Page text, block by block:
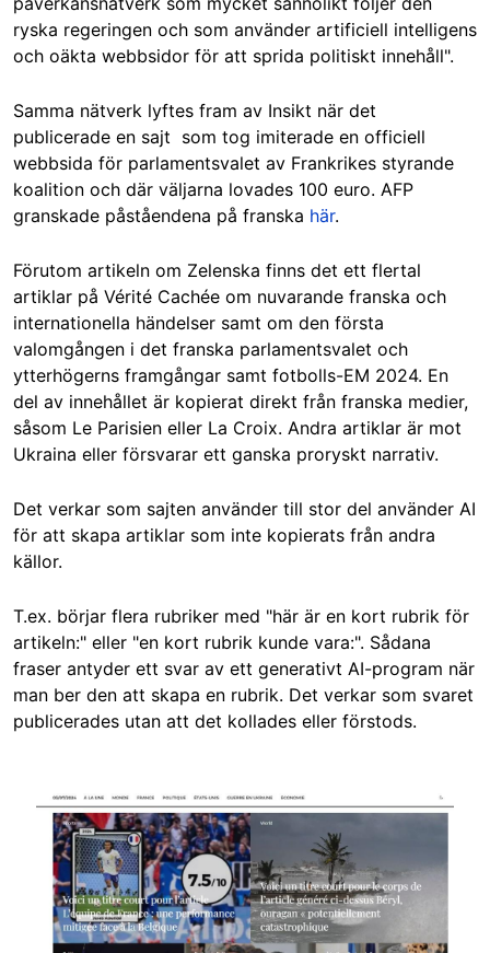
ryska regeringen och som använder artificiell intelligens
och oäkta webbsidor för att sprida politiskt innehåll".
Samma nätverk lyftes fram av Insikt när det
publicerade en sajt som tog imiterade en officiell
webbsida för parlamentsvalet av Frankrikes styrande
koalition och där väljarna lovades 100 euro. AFP
granskade påståendena på franska här.
Förutom artikeln om Zelenska finns det ett flertal
artiklar på Vérité Cachée om nuvarande franska och
internationella händelser samt om den första
valomgången i det franska parlamentsvalet och
ytterhögerns framgångar samt fotbolls-EM 2024. En
del av innehållet är kopierat direkt från franska medier,
såsom Le Parisien eller La Croix. Andra artiklar är mot
Ukraina eller försvarar ett ganska proryskt narrativ.
Det verkar som sajten använder till stor del använder AI
för att skapa artiklar som inte kopierats från andra
källor.
T.ex. börjar flera rubriker med "här är en kort rubrik för
artikeln:" eller "en kort rubrik kunde vara:". Sådana
fraser antyder ett svar av ett generativt AI-program när
man ber den att skapa en rubrik. Det verkar som svaret
publicerades utan att det kollades eller förstods.
Image